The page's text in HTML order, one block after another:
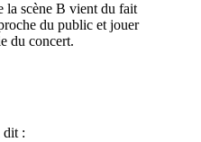
la scène B vient du fait
du public et jouer
du concert.
dit :